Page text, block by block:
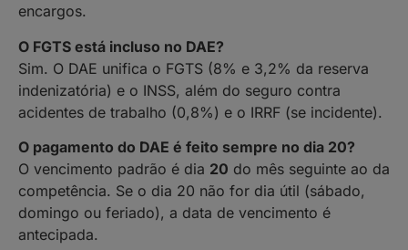
encargos.
O FGTS está incluso no DAE?
Sim. O DAE unifica o FGTS (8% e 3,2% da reserva
indenizatória) e o INSS, além do seguro contra
acidentes de trabalho (0,8%) e o IRRF (se incidente).
O pagamento do DAE é feito sempre no dia 20?
O vencimento padrão é dia 20 do mês seguinte ao da
competência. Se o dia 20 não for dia útil (sábado,
domingo ou feriado), a data de vencimento é
antecipada.